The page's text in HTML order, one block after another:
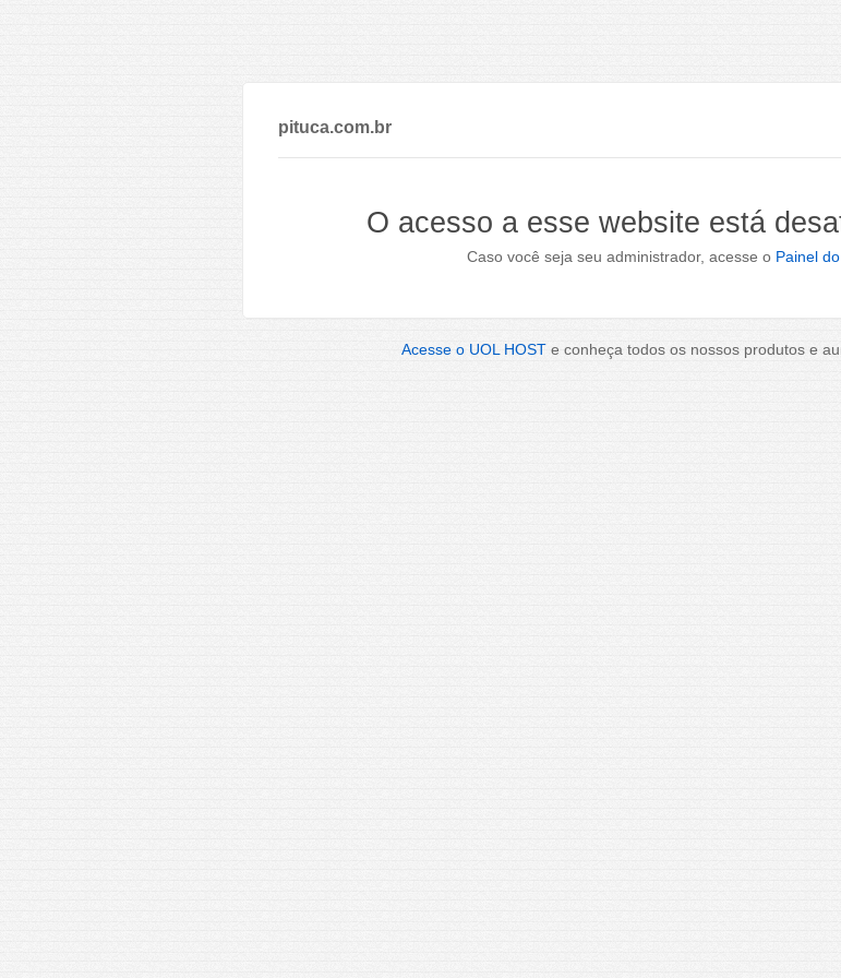
pituca.com.br
O acesso a esse website está
Caso você seja seu administrador, acesse o Painel
Acesse o UOL HOST e conheça todos os nossos produtos e